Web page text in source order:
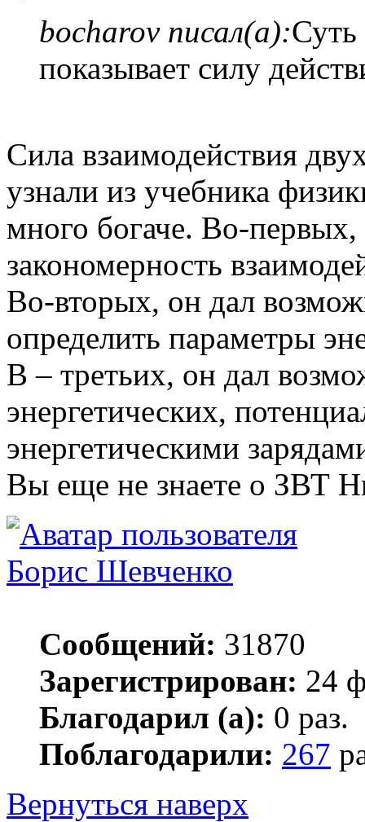
bocharov писал(а):
показывает силу
Сила взаимодействия
узнали из учебника
много богаче. Во-первых,
закономерность
Во-вторых, он дал
определить параметры
В – третьих, он дал
энергетических,
энергетическими
Вы еще не знаете о ЗВТ
Борис Шевченко
Сообщений: 31870
Зарегистрирован: 24
Благодарил (а): 0 раз.
Поблагодарили: 267
Вернуться наверх